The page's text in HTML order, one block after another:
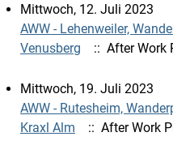
Mittwoch, 12. Juli 2023
AWW - Lehenweiler,
Venusberg
:: After Work
Mittwoch, 19. Juli 2023
AWW - Rutesheim,
Kraxl Alm
:: After Work